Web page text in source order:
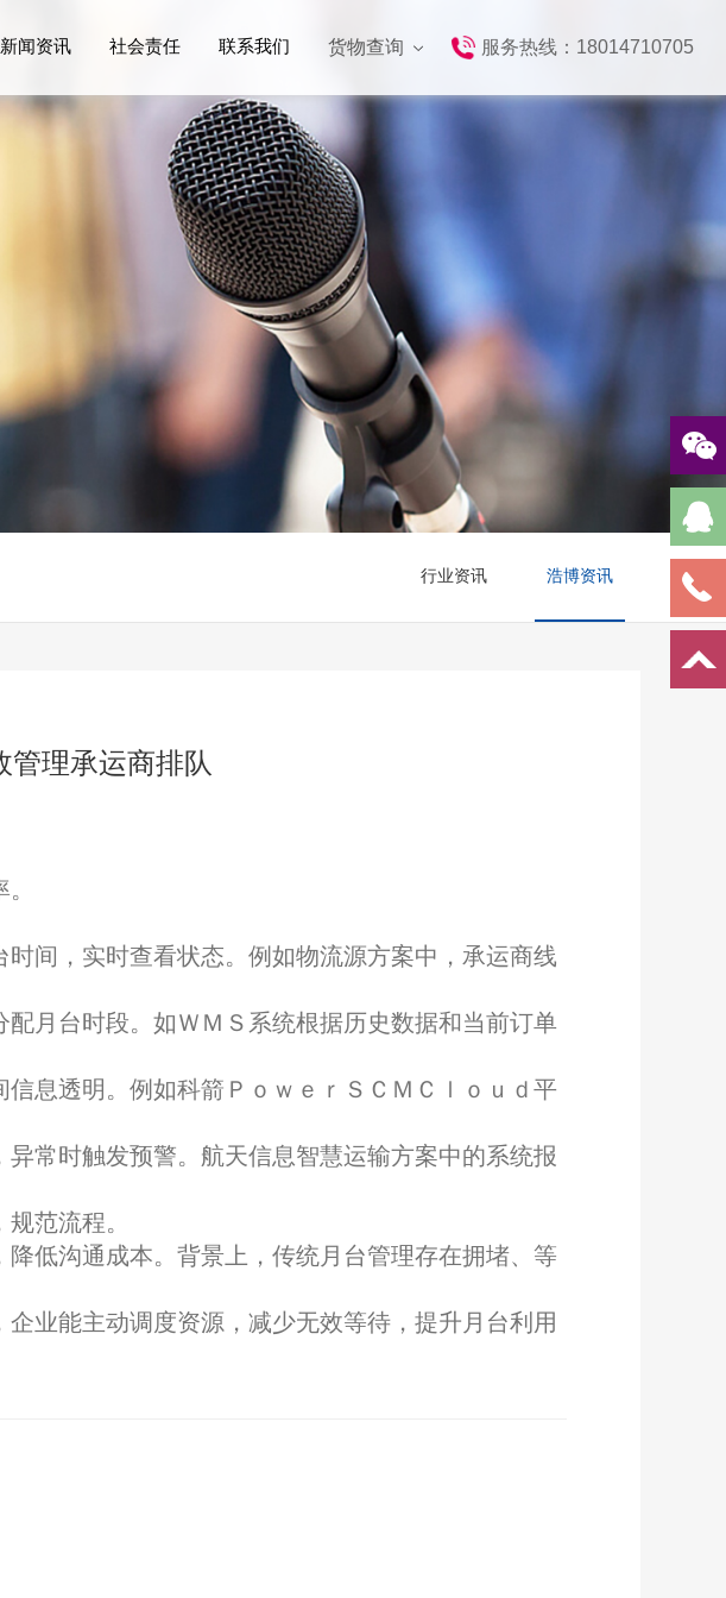
新闻资讯 社会责任 联系我们 货物查询 服务热线：18014710705
行业资讯 浩博资讯
管理承运商排队
间，实时查看状态。例如物流源方案中，承运商线
月台时段。如ＷＭＳ系统根据历史数据和当前订单
息透明。例如科箭ＰｏｗｅｒＳＣＭＣｌｏｕｄ平
常时触发预警。航天信息智慧运输方案中的系统报
范流程。
低沟通成本。背景上，传统月台管理存在拥堵、等
业能主动调度资源，减少无效等待，提升月台利用